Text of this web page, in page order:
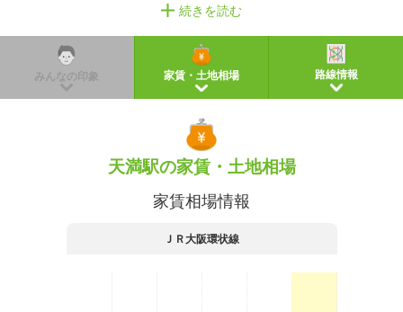
駅周辺にはスーパー、コンビニ、薬局（薬店）などの商業施設があ
また、幼稚園・保育園、小学校、中学校があるので、教育環境も充
実しています。
※掲載しているアクセス情報は2021年3月時点のものです。
続きを読む
みんなの印象 家賃・土地相場 路線情報
天満駅の家賃・土地相場
家賃相場情報
ＪＲ大阪環状線